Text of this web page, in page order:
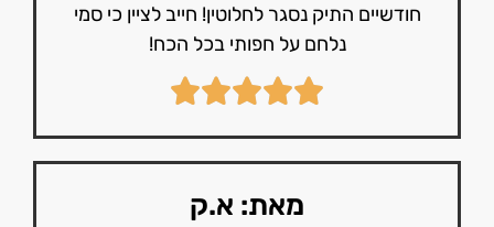
חודשיים התיק נסגר לחלוטין! חייב לציין כי סמי
נלחם על חפותי בכל הכח!
מאת: א.ק